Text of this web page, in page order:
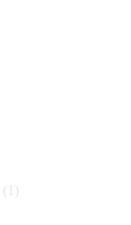
(1)